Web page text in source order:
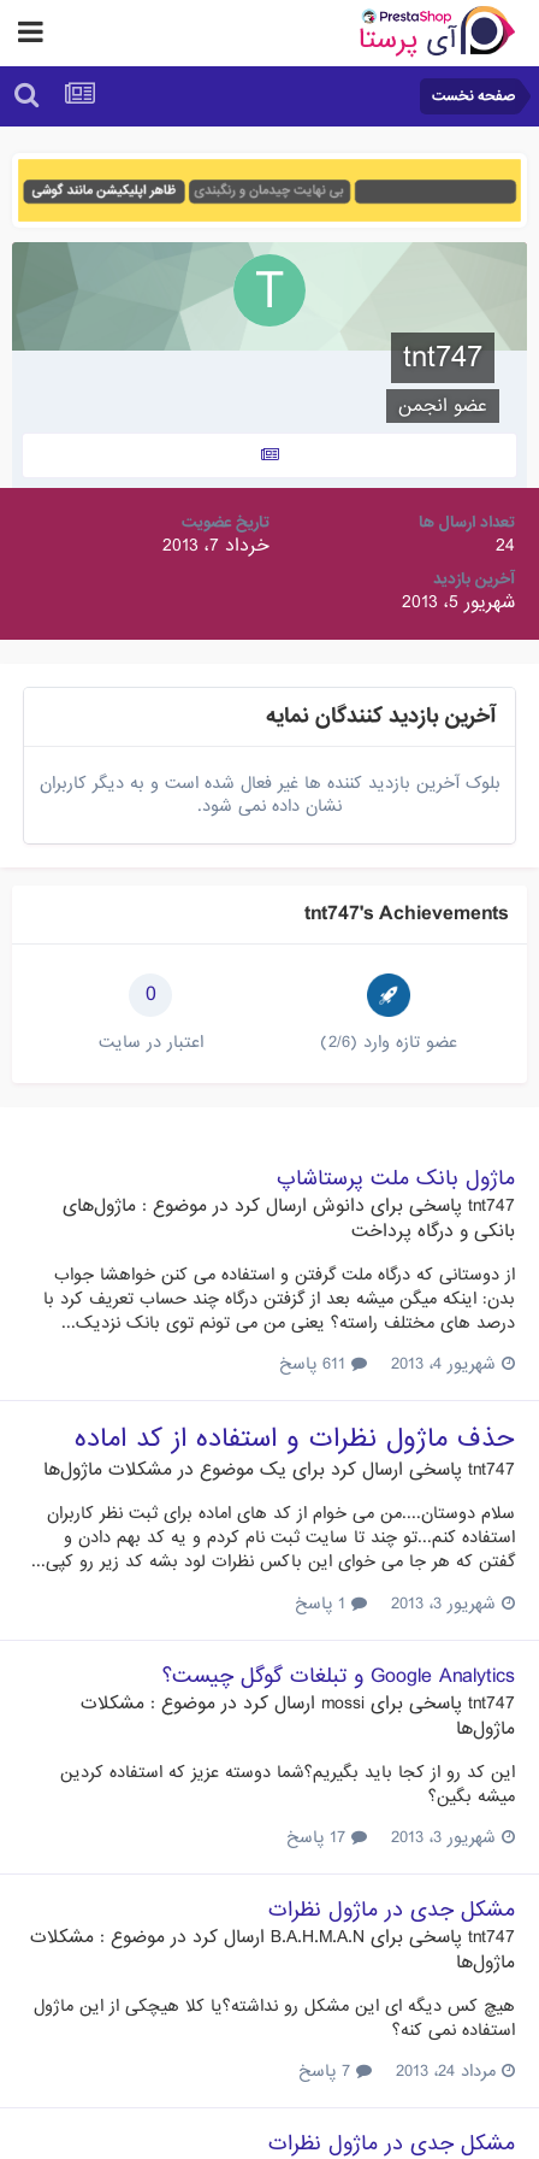
صفحه نخست
tnt747
عضو انجمن
تعداد ارسال ها
24
تاریخ عضویت
خرداد 7، 2013
آخرین بازدید
شهریور 5، 2013
آخرین بازدید کنندگان نمایه
بلوک آخرین بازدید کننده ها غیر فعال شده است و به دیگر کاربران
نشان داده نمی شود.
tnt747's Achievements
عضو تازه وارد (2/6)
0
اعتبار در سایت
ماژول بانک ملت پرستاشاپ
tnt747 پاسخی برای دانوش ارسال کرد در موضوع : ماژول‌های
بانکی و درگاه پرداخت
از دوستانی که درگاه ملت گرفتن و استفاده می کنن خواهشا جواب
بدن: اینکه میگن میشه بعد از گزفتن درگاه چند حساب تعریف کرد با
درصد های مختلف راسته؟ یعنی من می تونم توی بانک نزدیک...
شهریور 4، 2013
حذف ماژول نظرات و استفاده از کد اماده
tnt747 پاسخی ارسال کرد برای یک موضوع در مشکلات ماژول‌ها
سلام دوستان....من می خوام از کد های اماده برای ثبت نظر کاربران
استفاده کنم...تو چند تا سایت ثبت نام کردم و یه کد بهم دادن و
گفتن که هر جا می خوای این باکس نظرات لود بشه کد زیر رو کپی...
شهریور 3، 2013
Google Analytics و تبلغات گوگل چیست؟
tnt747 پاسخی برای mossi ارسال کرد در موضوع : مشکلات
ماژول‌ها
این کد رو از کجا باید بگیریم؟شما دوسته عزیز که استفاده کردین
میشه بگین؟
شهریور 3، 2013
مشکل جدی در ماژول نظرات
tnt747 پاسخی برای B.A.H.M.A.N ارسال کرد در موضوع : مشکلات
ماژول‌ها
هیچ کس دیگه ای این مشکل رو نداشته؟یا کلا هیچکی از این ماژول
استفاده نمی کنه؟
مرداد 24، 2013
مشکل جدی در ماژول نظرات